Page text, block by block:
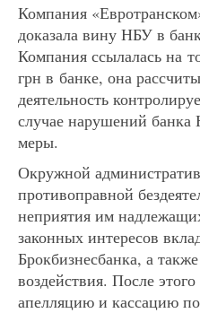
Компания
доказала вину НБУ в
Компания ссылалась на
грн в банке, она
деятельность
случае нарушений
меры.
Окружной
противоправной
неприятия им
законных интересов
Брокбизнесбанка, а
воздействия. После
апелляцию и кассацию